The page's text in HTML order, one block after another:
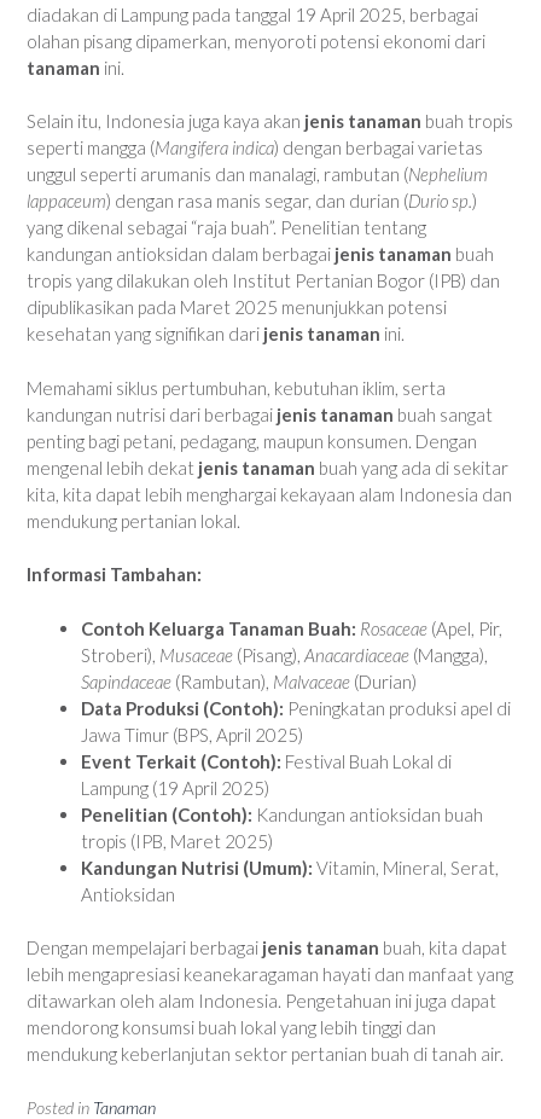
diadakan di Lampung pada tanggal 19 April 2025, berbagai
olahan pisang dipamerkan, menyoroti potensi ekonomi dari
tanaman ini.
Selain itu, Indonesia juga kaya akan jenis tanaman buah tropis
seperti mangga (Mangifera indica) dengan berbagai varietas
unggul seperti arumanis dan manalagi, rambutan (Nephelium
lappaceum) dengan rasa manis segar, dan durian (Durio sp.)
yang dikenal sebagai “raja buah”. Penelitian tentang
kandungan antioksidan dalam berbagai jenis tanaman buah
tropis yang dilakukan oleh Institut Pertanian Bogor (IPB) dan
dipublikasikan pada Maret 2025 menunjukkan potensi
kesehatan yang signifikan dari jenis tanaman ini.
Memahami siklus pertumbuhan, kebutuhan iklim, serta
kandungan nutrisi dari berbagai jenis tanaman buah sangat
penting bagi petani, pedagang, maupun konsumen. Dengan
mengenal lebih dekat jenis tanaman buah yang ada di sekitar
kita, kita dapat lebih menghargai kekayaan alam Indonesia dan
mendukung pertanian lokal.
Informasi Tambahan:
Contoh Keluarga Tanaman Buah: Rosaceae (Apel, Pir,
Stroberi), Musaceae (Pisang), Anacardiaceae (Mangga),
Sapindaceae (Rambutan), Malvaceae (Durian)
Data Produksi (Contoh): Peningkatan produksi apel di
Jawa Timur (BPS, April 2025)
Event Terkait (Contoh): Festival Buah Lokal di
Lampung (19 April 2025)
Penelitian (Contoh): Kandungan antioksidan buah
tropis (IPB, Maret 2025)
Kandungan Nutrisi (Umum): Vitamin, Mineral, Serat,
Antioksidan
Dengan mempelajari berbagai jenis tanaman buah, kita dapat
lebih mengapresiasi keanekaragaman hayati dan manfaat yang
ditawarkan oleh alam Indonesia. Pengetahuan ini juga dapat
mendorong konsumsi buah lokal yang lebih tinggi dan
mendukung keberlanjutan sektor pertanian buah di tanah air.
Posted in Tanaman